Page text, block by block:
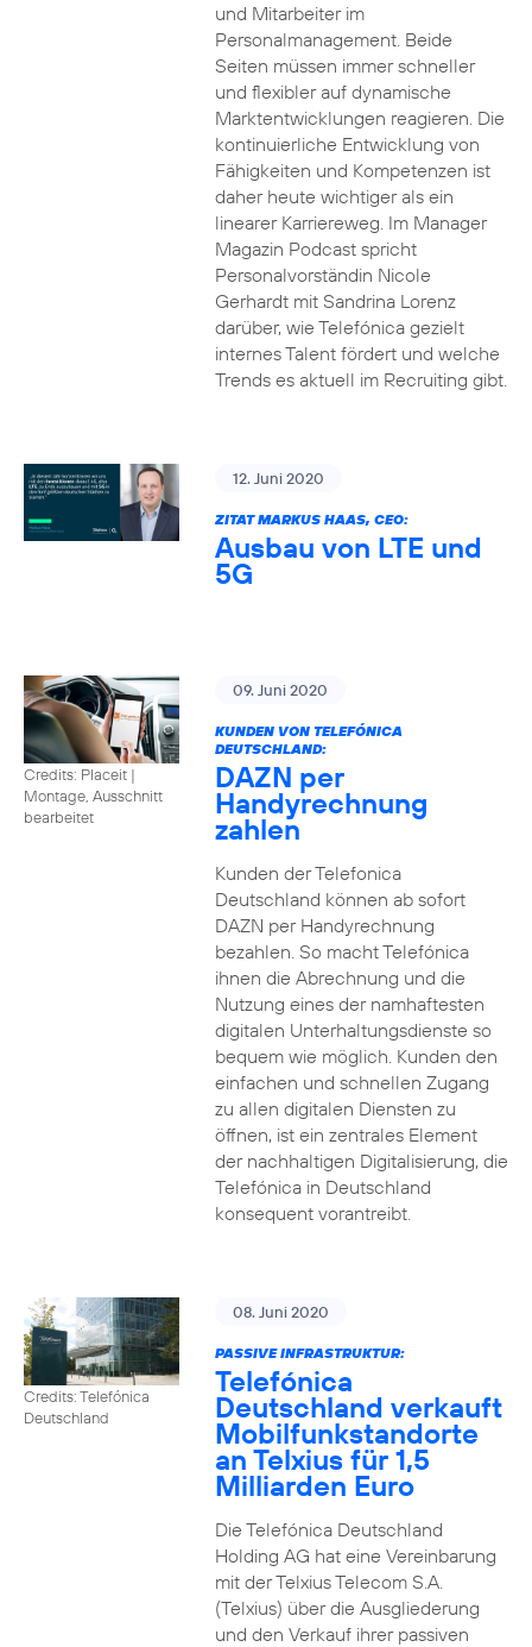
und Mitarbeiter im
Personalmanagement. Beide
Seiten müssen immer schneller
und flexibler auf dynamische
Marktentwicklungen reagieren. Die
kontinuierliche Entwicklung von
Fähigkeiten und Kompetenzen ist
daher heute wichtiger als ein
linearer Karriereweg. Im Manager
Magazin Podcast spricht
Personalvorständin Nicole
Gerhardt mit Sandrina Lorenz
darüber, wie Telefónica gezielt
internes Talent fördert und welche
Trends es aktuell im Recruiting gibt.
12. Juni 2020
ZITAT MARKUS HAAS, CEO:
Ausbau von LTE und
5G
Credits: Placeit |
Montage, Ausschnitt
bearbeitet
09. Juni 2020
KUNDEN VON TELEFÓNICA
DEUTSCHLAND:
DAZN per
Handyrechnung
zahlen
Kunden der Telefonica
Deutschland können ab sofort
DAZN per Handyrechnung
bezahlen. So macht Telefónica
ihnen die Abrechnung und die
Nutzung eines der namhaftesten
digitalen Unterhaltungsdienste so
bequem wie möglich. Kunden den
einfachen und schnellen Zugang
zu allen digitalen Diensten zu
öffnen, ist ein zentrales Element
der nachhaltigen Digitalisierung, die
Telefónica in Deutschland
konsequent vorantreibt.
Credits: Telefónica
Deutschland
08. Juni 2020
PASSIVE INFRASTRUKTUR:
Telefónica
Deutschland verkauft
Mobilfunkstandorte
an Telxius für 1,5
Milliarden Euro
Die Telefónica Deutschland
Holding AG hat eine Vereinbarung
mit der Telxius Telecom S.A.
(Telxius) über die Ausgliederung
und den Verkauf ihrer passiven